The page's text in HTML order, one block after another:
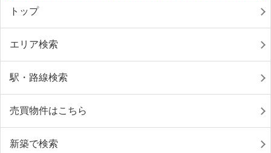
トップ
エリア検索
駅・路線検索
売買物件はこちら
新築で検索